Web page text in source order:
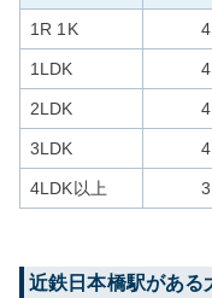
1R 1K
1LDK
2LDK
3LDK
4LDK以上
近鉄日本橋駅がある